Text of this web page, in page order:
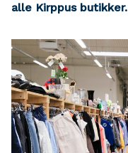
alle Kirppus butikker.